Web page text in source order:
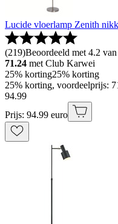
Lucide vloerlamp Zenith
(219)Beoordeeld met 4.2
71.24 met Club Karwei
25% korting25% korting
25% korting, voordeelprijs:
94.99
Prijs: 94.99 euro